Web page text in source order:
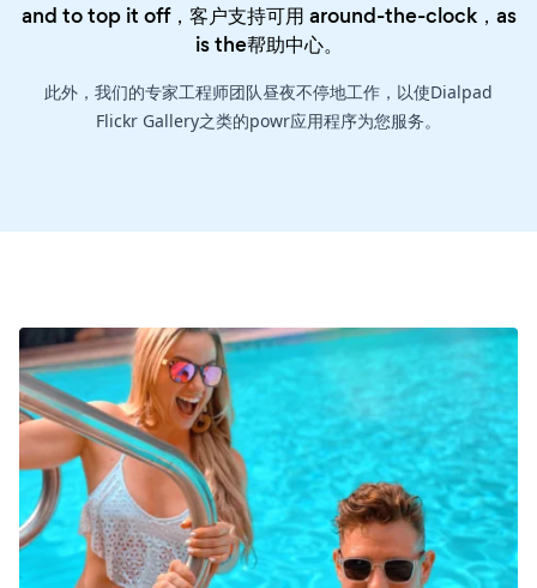
and to top it off，客户支持可用 around-the-clock，as
is the帮助中心。
此外，我们的专家工程师团队昼夜不停地工作，以使Dialpad
Flickr Gallery之类的powr应用程序为您服务。